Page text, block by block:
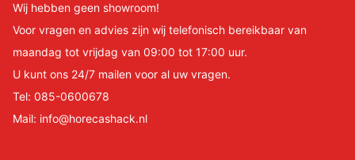
Wij hebben geen showroom!
Voor vragen en advies zijn wij telefonisch bereikbaar van
maandag tot vrijdag van 09:00 tot 17:00 uur.
U kunt ons 24/7 mailen voor al uw vragen.
Tel: 085-0600678
Mail: info@horecashack.nl